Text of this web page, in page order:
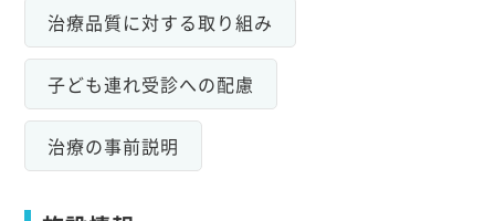
治療品質に対する取り組み
子ども連れ受診への配慮
治療の事前説明